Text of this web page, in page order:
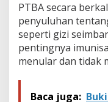
PTBA secara
penyuluhan
seperti gizi
pentingnya
menular dan tidak
Baca juga: